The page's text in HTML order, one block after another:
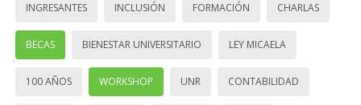
INGRESANTES INCLUSIÓN FORMACIÓN CHARLAS
BECAS BIENESTAR UNIVERSITARIO LEY MICAELA
100 AÑOS WORKSHOP UNR CONTABILIDAD